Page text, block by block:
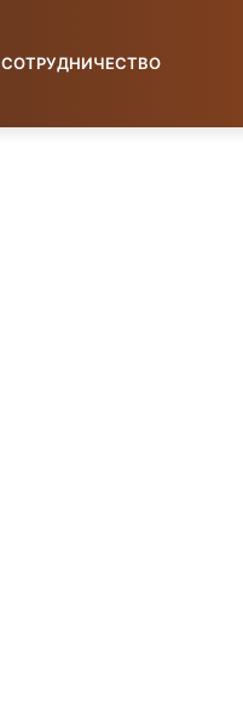
СОТРУДНИЧЕСТВО